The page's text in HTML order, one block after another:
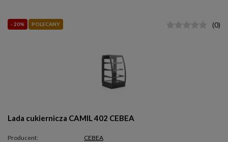
- 20% POLECANY
Lada cukiernicza CAMIL 402 CEBEA
Producent:
CEBEA
(0)